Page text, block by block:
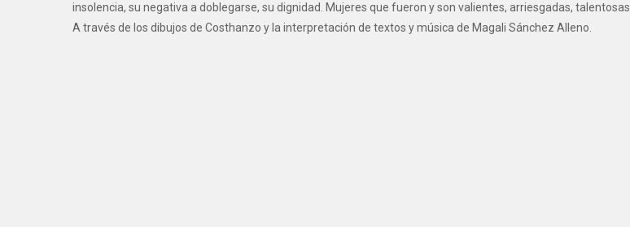
insolencia, su negativa a doblegarse, su dignidad. Mujeres que fueron y son valientes, arriesgadas, talentosas.
A través de los dibujos de Costhanzo y la interpretación de textos y música de Magali Sánchez Alleno.